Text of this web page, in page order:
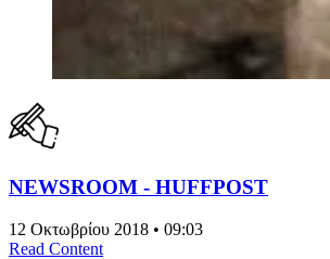
NEWSROOM - HUFFPOST
12 Οκτωβρίου 2018 • 09:03
Read Content